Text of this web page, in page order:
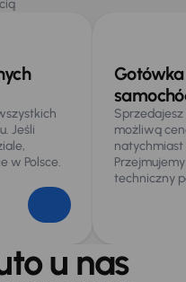
Jeśli
w Polsce.
możliwą
techniczny
u nas